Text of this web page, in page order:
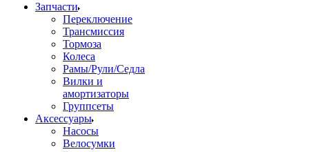
Запчасти
Переключение
Трансмиссия
Тормоза
Колеса
Рамы/Рули/Седла
Вилки и
амортизаторы
Группсеты
Аксессуары
Насосы
Велосумки